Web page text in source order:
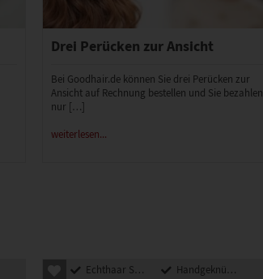
Drei Perücken zur Ansicht
Bei Goodhair.de können Sie drei Perücken zur
Ansicht auf Rechnung bestellen und Sie bezahlen
nur […]
weiterlesen...
Echthaar Synthetik Mix Handgeknüpft